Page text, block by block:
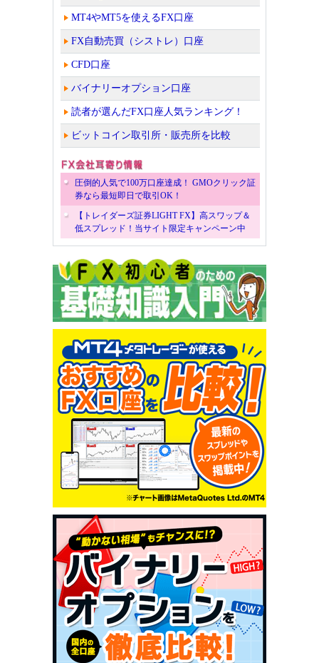
MT4やMT5を使えるFX口座
FX自動売買（シストレ）口座
CFD口座
バイナリーオプション口座
読者が選んだFX口座人気ランキング！
ビットコイン取引所・販売所を比較
圧倒的人気で100万口座達成！ GMOクリック証
券なら最短即日で取引OK！
【トレイダーズ証券LIGHT FX】高スワップ＆
低スプレッド！当サイト限定キャンペーン中